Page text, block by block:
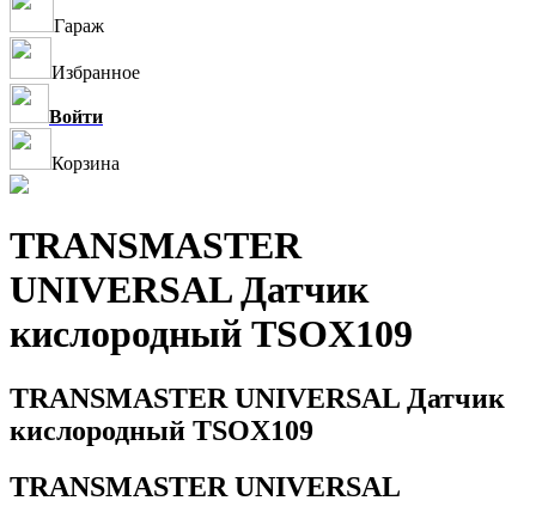
Гараж
Избранное
Войти
Корзина
TRANSMASTER
UNIVERSAL Датчик
кислородный TSOX109
TRANSMASTER UNIVERSAL Датчик
кислородный TSOX109
TRANSMASTER UNIVERSAL